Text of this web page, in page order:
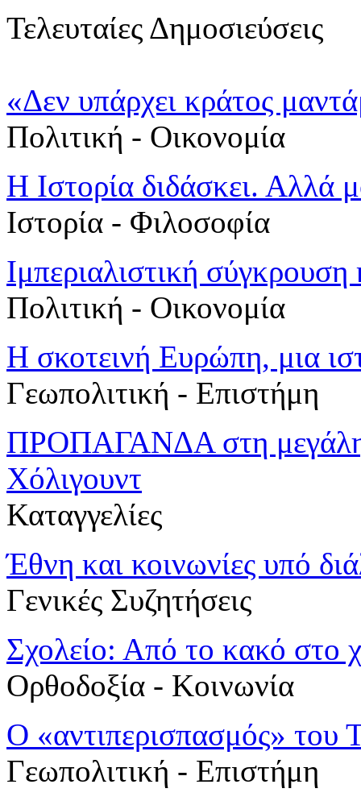
Τελευταίες Δημοσιεύσεις
«Δεν υπάρχει κράτος
Πολιτική - Oικονομία
Η Ιστορία διδάσκει. Αλλά
Ιστορία - Φιλοσοφία
Ιμπεριαλιστική
Πολιτική - Oικονομία
Η σκοτεινή Ευρώπη, μια
Γεωπολιτική - Επιστήμη
ΠΡΟΠΑΓΑΝΔΑ στη μεγάλη
Χόλιγουντ
Καταγγελίες
Έθνη και κοινωνίες υπό
Γενικές Συζητήσεις
Σχολείο: Από το κακό στο
Ορθοδοξία - Κοινωνία
Ο «αντιπερισπασμός» του
Γεωπολιτική - Επιστήμη